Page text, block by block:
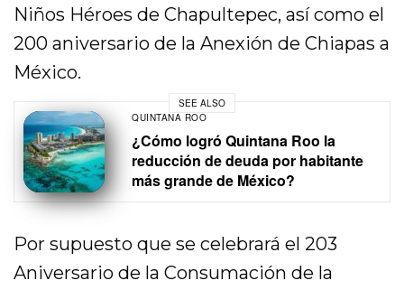
Niños Héroes de Chapultepec, así como el
200 aniversario de la Anexión de Chiapas a
México.
SEE ALSO
QUINTANA ROO
¿Cómo logró Quintana Roo la
reducción de deuda por habitante
más grande de México?
Por supuesto que se celebrará el 203
Aniversario de la Consumación de la